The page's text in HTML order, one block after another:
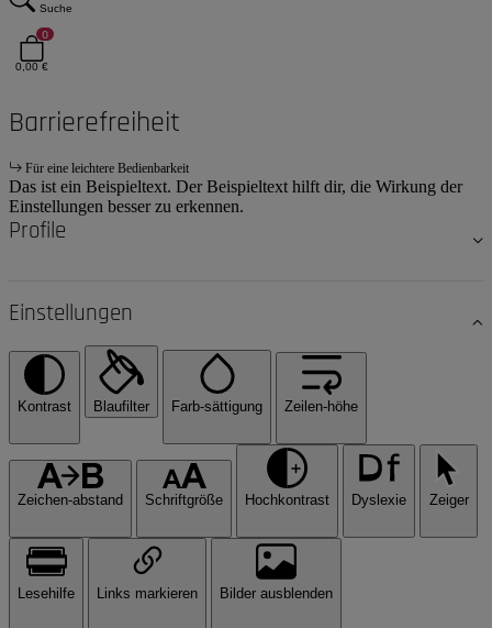
Suche
0
0,00 €
Barrierefreiheit
Für eine leichtere Bedienbarkeit
Das ist ein Beispieltext. Der Beispieltext hilft dir, die Wirkung der
Einstellungen besser zu erkennen.
Profile
Einstellungen
Kontrast Blaufilter Farb-sättigung Zeilen-höhe
Zeichen-abstand Schriftgröße Hochkontrast Dyslexie Zeiger
Lesehilfe Links markieren Bilder ausblenden